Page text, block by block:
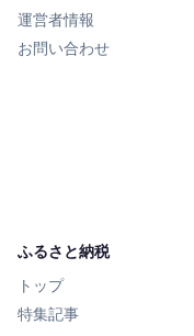
運営者情報
お問い合わせ
ふるさと納税
トップ
特集記事